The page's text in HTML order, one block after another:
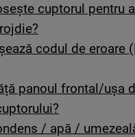
cuptorul pentru
codul de eroare
panoul frontal/ușa
/ apă /